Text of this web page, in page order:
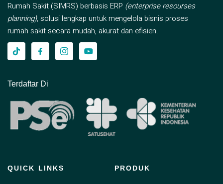
Rumah Sakit (SIMRS) berbasis ERP (enterprise resourses
planning), solusi lengkap untuk mengelola bisnis proses
rumah sakit secara mudah, akurat dan efisien.
Terdaftar Di
QUICK LINKS PRODUK